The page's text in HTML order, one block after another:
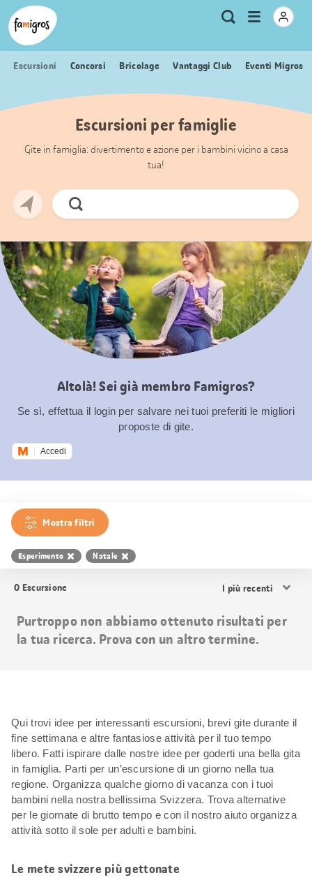
Navigazione
segnalibri
Header
Logo Metanavigazione
Ricerca
Apri
menu
Escursioni Concorsi Bricolage Vantaggi Club Eventi Migros
Escursioni per famiglie
Gite in famiglia: divertimento e azione per i bambini vicino a casa
tua!
Cerca
ora
Altolà! Sei già membro Famigros?
Se sì, effettua il login per salvare nei tuoi preferiti le migliori
proposte di gite.
Accedi
Mostra filtri
Esperimento Natale
0 Escursione
i
Purtroppo non abbiamo ottenuto risultati per
la tua ricerca. Prova con un altro termine.
Qui trovi idee per interessanti escursioni, brevi gite durante il
fine settimana e altre fantasiose attività per il tuo tempo
libero. Fatti ispirare dalle nostre idee per goderti una bella gita
in famiglia. Parti per un’escursione di un giorno nella tua
regione. Organizza qualche giorno di vacanza con i tuoi
bambini nella nostra bellissima Svizzera. Trova alternative
per le giornate di brutto tempo e con il nostro aiuto organizza
attività sotto il sole per adulti e bambini.
Le mete svizzere più gettonate